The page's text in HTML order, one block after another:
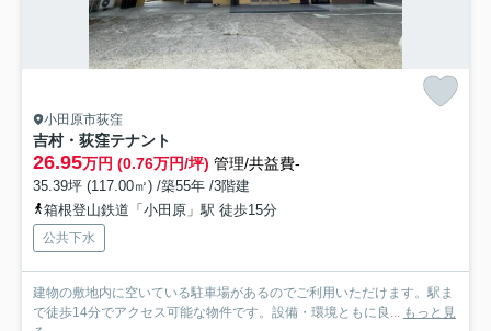
小田原市荻窪
吉村・荻窪テナント
26.95万円 (0.76万円/坪) 管理/共益費-
35.39坪 (117.00㎡) /築55年 /3階建
箱根登山鉄道「小田原」駅 徒歩15分
公共下水
建物の敷地内に空いている駐車場があるのでご利用いただけます。駅ま
で徒歩14分でアクセス可能な物件です。設備・環境ともに良... もっと見